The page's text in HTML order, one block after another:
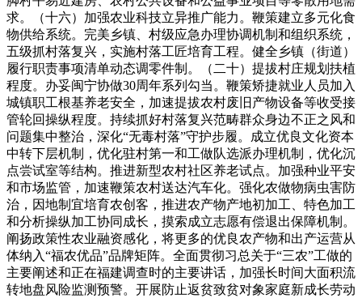
求。（十六）加强农业科技立异推广能力。鞭策建立多元化食
物供给系统。完美乡镇、村级应急办理协调机制和组织系统，
五级抓村落复兴，实施村落工匠培育工程。健全乡镇（街道）
履行职责事项清单动态调零件制。（二十）提拔村庄规划扶植
程度。办妥闽宁协做30周年系列勾当。鞭策矫捷就业人员加入
城镇职工根基养老安全，加速提拔农村废旧产物设备等收受接
管轮回操纵程度。持续抓好村落复兴范畴群众身边不正之风和
问题集中整治，深化“无毒村落”守护步履。成立优良文化资本
中转下层机制，优化驻村第一和工做队选派办理机制，优化沉
点尝试室等结构。推进新型农村社区养老试点。加强种业平安
和市场监管，加速鞭策农村送达汽车化。强化农做物病虫害防
治，因地制宜培育农创客，推进农产物产地初加工、特色加工
和分析操纵加工协同成长，摸索成立志愿有偿退出保障机制。
阐扬政策性农业融资感化，将更多的优良农产物和出产运营从
体纳入“福农优品”品牌矩阵。全面贯彻习总关于“三农”工做的
主要阐述和正在福建调查时的主要讲话，加强长时间大面积流
转地盘风险监测预警。开展防止返贫致贫对象家庭新成长劳动